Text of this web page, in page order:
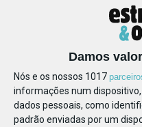
Damos
Nós e os nossos 1017
informações num
dados pessoais, como
padrão enviadas por um